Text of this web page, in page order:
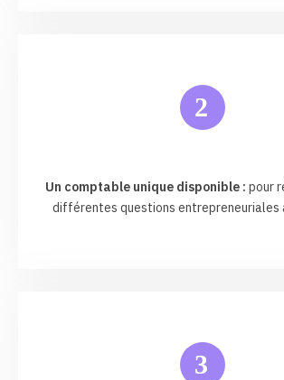
2
Un comptable unique disponible : pour
différentes questions entrepreneuriales
3